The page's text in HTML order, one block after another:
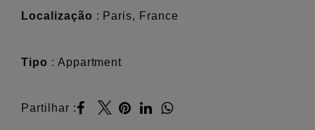
Localização : Paris, France
Tipo : Appartment
Partilhar :